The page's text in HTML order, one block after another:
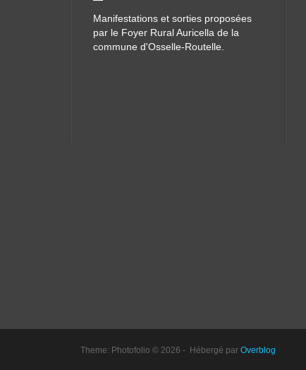
Manifestations et sorties proposées
par le Foyer Rural Auricella de la
commune d'Osselle-Routelle.
Theme: Photofolio © 2026 - Hébergé par Overblog